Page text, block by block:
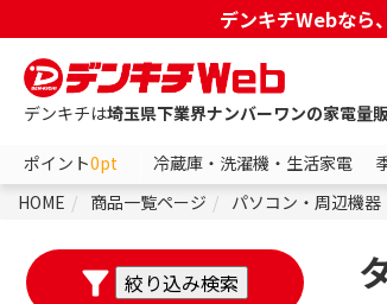
デンキチWebなら
デンキチは埼玉県下業界ナンバーワンの家電量
ポイント0pt 冷蔵庫・洗濯機・生活家電
HOME
商品一覧ページ パソコン・周辺機器